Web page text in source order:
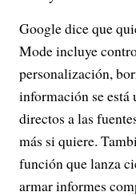
Google dice que
Mode incluye
personalización,
información se está
directos a las
más si quiere.
función que lanza
armar informes